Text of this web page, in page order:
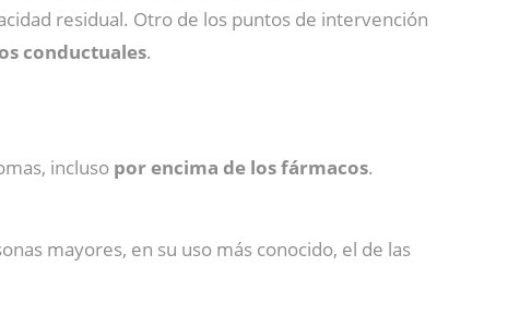
residual. Otro de los puntos de intervención
conductuales.
incluso por encima de los fármacos.
mayores, en su uso más conocido, el de las